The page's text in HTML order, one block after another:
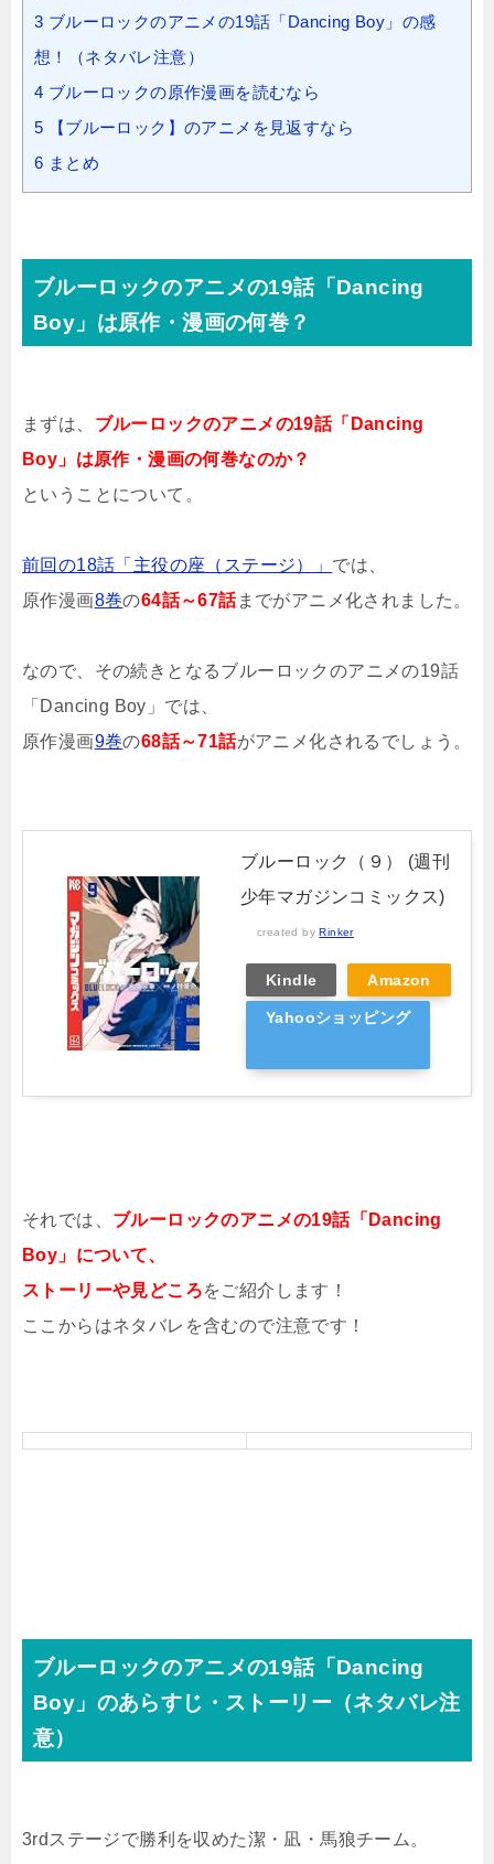
3 ブルーロックのアニメの19話「Dancing Boy」の感
想！（ネタバレ注意）
4 ブルーロックの原作漫画を読むなら
5 【ブルーロック】のアニメを見返すなら
6 まとめ
ブルーロックのアニメの19話「Dancing
Boy」は原作・漫画の何巻？
まずは、 ブルーロックのアニメの19話「Dancing
Boy」は原作・漫画の何巻なのか？
ということについて。
前回の18話「主役の座（ステージ）」 では、
原作漫画8巻の64話～67話までがアニメ化されました。
なので、その続きとなるブルーロックのアニメの19話
「Dancing Boy」では、
原作漫画9巻の68話～71話がアニメ化されるでしょう。
ブルーロック（９） (週刊
少年マガジンコミックス)
created byRinker
Kindle Amazon
Yahooショッピング
それでは、 ブルーロックのアニメの19話「Dancing
Boy」について、
ストーリーや見どころをご紹介します！
ここからはネタバレを含むので注意です！
ブルーロックのアニメの19話「Dancing
Boy」のあらすじ・ストーリー（ネタバレ注
意）
3rdステージで勝利を収めた潔・凪・馬狼チーム。